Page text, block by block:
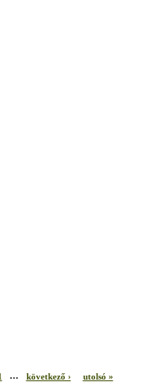
… következő › utolsó »